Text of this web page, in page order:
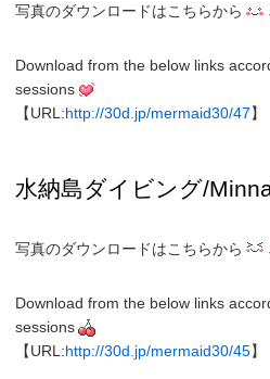
写真のダウンロードはこちらから
Download from the below links
sessions
【URL:http://30d.jp/mermaid30/47】
水納島ダイビング/
写真のダウンロードはこちらから
Download from the below links
sessions
【URL:http://30d.jp/mermaid30/45】